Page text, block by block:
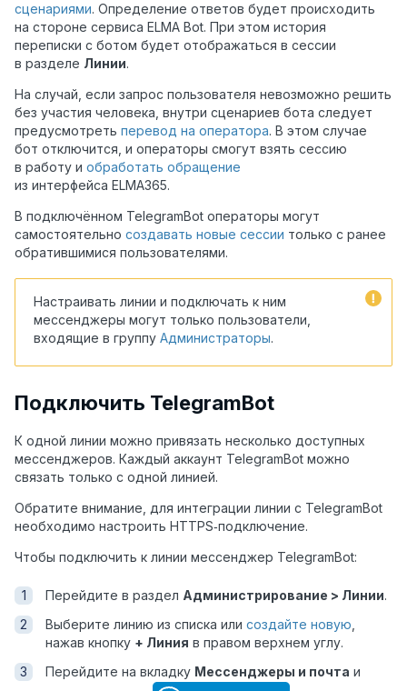
сценариями. Определение ответов будет происходить
на стороне сервиса ELMA Bot. При этом история
переписки с ботом будет отображаться в сессии
в разделе Линии.
На случай, если запрос пользователя невозможно решить
без участия человека, внутри сценариев бота следует
предусмотреть перевод на оператора. В этом случае
бот отключится, и операторы смогут взять сессию
в работу и обработать обращение
из интерфейса ELMA365.
В подключённом TelegramBot операторы могут
самостоятельно создавать новые сессии только с ранее
обратившимися пользователями.
Настраивать линии и подключать к ним
мессенджеры могут только пользователи,
входящие в группу Администраторы.
Подключить TelegramBot
К одной линии можно привязать несколько доступных
мессенджеров. Каждый аккаунт TelegramBot можно
связать только с одной линией.
Обратите внимание, для интеграции линии с TelegramBot
необходимо настроить HTTPS‑подключение.
Чтобы подключить к линии мессенджер TelegramBot:
Перейдите в раздел Администрирование > Линии.
Выберите линию из списка или создайте новую,
нажав кнопку + Линия в правом верхнем углу.
Перейдите на вкладку Мессенджеры и почта и